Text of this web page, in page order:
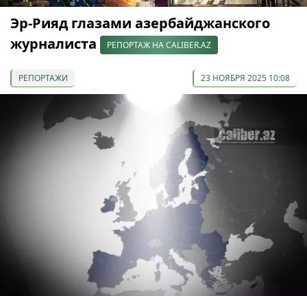
Эр-Рияд глазами азербайджанского
журналиста
РЕПОРТАЖ НА CALIBER.AZ
РЕПОРТАЖИ 23 НОЯБРЯ 2025 10:08